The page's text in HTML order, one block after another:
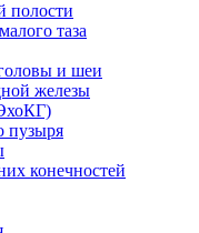
таза
и шеи
железы
пузыря
конечностей